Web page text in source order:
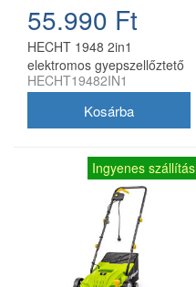
55.990 Ft
HECHT 1948 2in1
elektromos gyepszellőztető
2000 W, 40 cm
HECHT19482IN1
Ingyenes szállítás